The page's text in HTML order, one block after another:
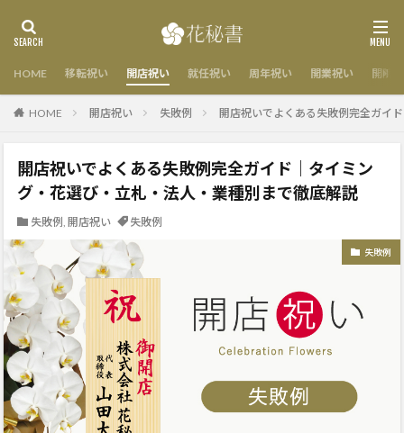
HOME 移転祝い 開店祝い 就任祝い 周年祝い 開業祝い 開院
HOME 開店祝い 失敗例 開店祝いでよくある失敗例完全ガイ
開店祝いでよくある失敗例完全ガイド｜タイミン
グ・花選び・立札・法人・業種別まで徹底解説
失敗例 , 開店祝い 失敗例
失敗例